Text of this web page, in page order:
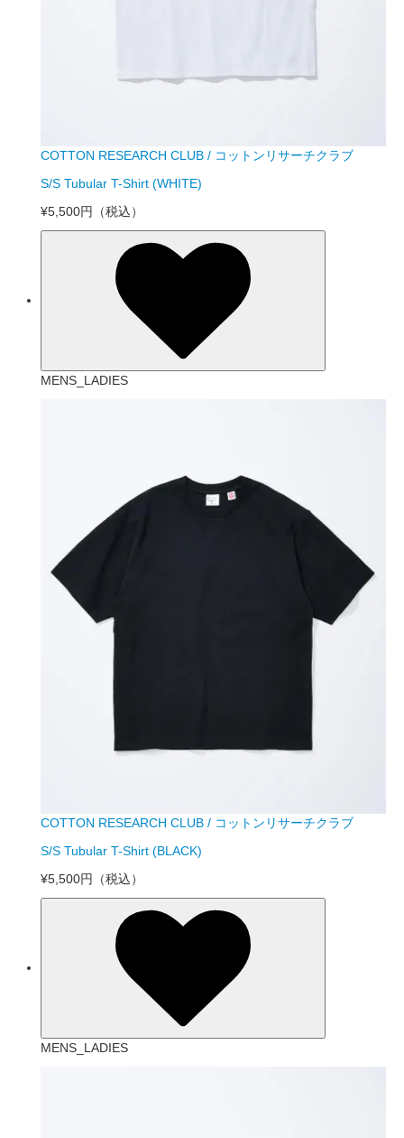
COTTON RESEARCH CLUB / コットンリサーチクラブ
S/S Tubular T-Shirt (WHITE)
¥5,500円
（税込）
MENS_LADIES
COTTON RESEARCH CLUB / コットンリサーチクラブ
S/S Tubular T-Shirt (BLACK)
¥5,500円
（税込）
MENS_LADIES